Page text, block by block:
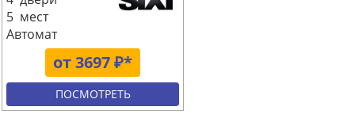
от 3697 ₽*
5 мест
Автомат
ПОСМОТРЕТЬ